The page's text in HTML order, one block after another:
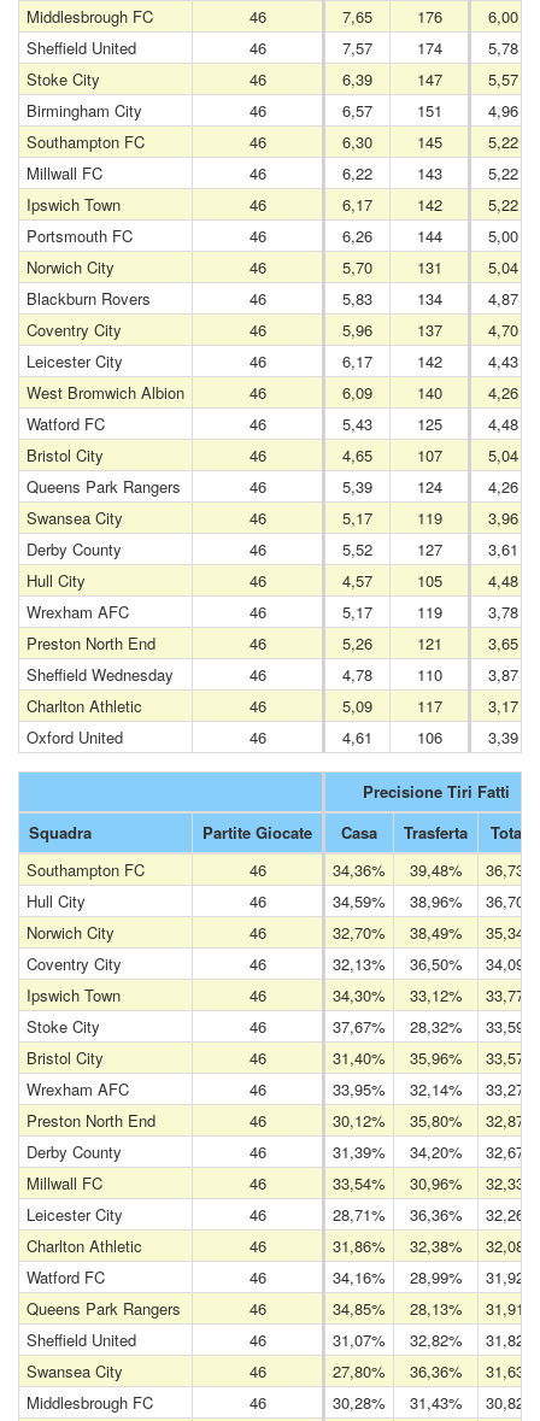
Middlesbrough FC 46 7,65 176
6,00
Sheffield United
46 7,57 174
5,78
Stoke City
46 6,39 147
5,57
Birmingham City
46 6,57 151
4,96
Southampton FC
46 6,30 145
5,22
Millwall FC
46 6,22 143
5,22
Ipswich Town
46 6,17 142
5,22
Portsmouth FC
46 6,26 144
5,00
Norwich City
46 5,70 131
5,04
Blackburn Rovers
46 5,83 134
4,87
Coventry City
46 5,96 137
4,70
Leicester City
46 6,17 142
4,43
West Bromwich Albion
46 6,09 140
4,26
Watford FC
46 5,43 125
4,48
Bristol City
46 4,65 107
5,04
Queens Park Rangers
46 5,39 124
4,26
Swansea City
46 5,17 119
3,96
Derby County
46 5,52 127
3,61
Hull City
46 4,57 105
4,48
Wrexham AFC
46 5,17 119
3,78
Preston North End
46 5,26 121
3,65
Sheffield Wednesday
46 4,78 110
3,87
Charlton Athletic
46 5,09 117
3,17
Oxford United
46 4,61 106 3,39
Precisione Tiri Fatti
Squadra
Partite Giocate Casa Trasferta
Totale
Southampton FC
46 34,36% 39,48%
36,73%
Hull City
46 34,59% 38,96%
36,70%
Norwich City
46 32,70% 38,49%
35,34%
Coventry City
46 32,13% 36,50%
34,09%
Ipswich Town
46 34,30% 33,12%
33,77%
Stoke City
46 37,67% 28,32%
33,59%
Bristol City
46 31,40% 35,96%
33,57%
Wrexham AFC
46 33,95% 32,14%
33,27%
Preston North End
46 30,12% 35,80%
32,87%
Derby County
46 31,39% 34,20%
32,67%
Millwall FC
46 33,54% 30,96%
32,33%
Leicester City
46 28,71% 36,36%
32,26%
Charlton Athletic
46 31,86% 32,38%
32,08%
Watford FC
46 34,16% 28,99%
31,92%
Queens Park Rangers
46 34,85% 28,13%
31,91%
Sheffield United
46 31,07% 32,82%
31,82%
Swansea City
46 27,80% 36,36%
31,63%
Middlesbrough FC
46 30,28% 31,43%
30,82%